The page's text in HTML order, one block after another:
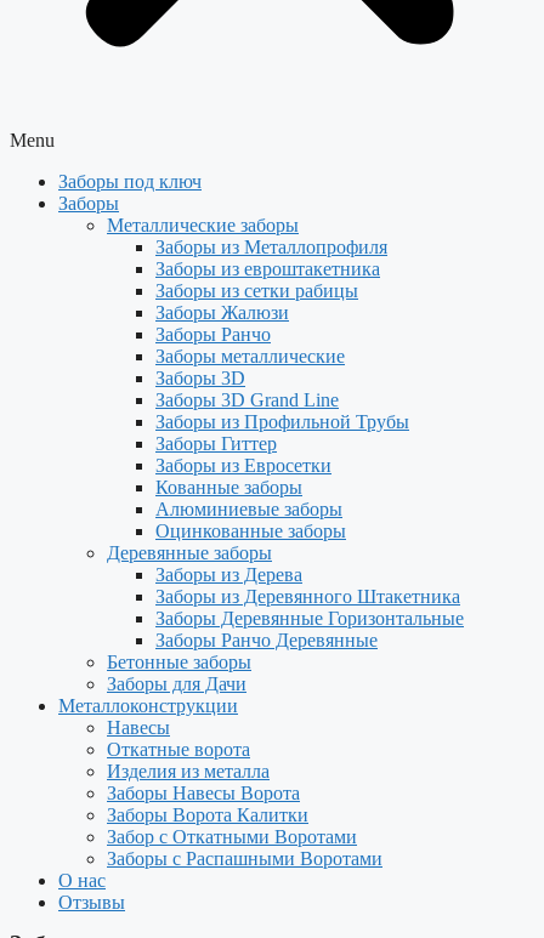
Menu
Заборы под ключ
Заборы
Металлические заборы
Заборы из Металлопрофиля
Заборы из евроштакетника
Заборы из сетки рабицы
Заборы Жалюзи
Заборы Ранчо
Заборы металлические
Заборы 3D
Заборы 3D Grand Line
Заборы из Профильной Трубы
Заборы Гиттер
Заборы из Евросетки
Кованные заборы
Алюминиевые заборы
Оцинкованные заборы
Деревянные заборы
Заборы из Дерева
Заборы из Деревянного Штакетника
Заборы Деревянные Горизонтальные
Заборы Ранчо Деревянные
Бетонные заборы
Заборы для Дачи
Металлоконструкции
Навесы
Откатные ворота
Изделия из металла
Заборы Навесы Ворота
Заборы Ворота Калитки
Забор с Откатными Воротами
Заборы с Распашными Воротами
О нас
Отзывы